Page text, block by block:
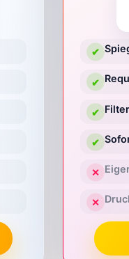
✔
✔
✔
✔
✕
✕